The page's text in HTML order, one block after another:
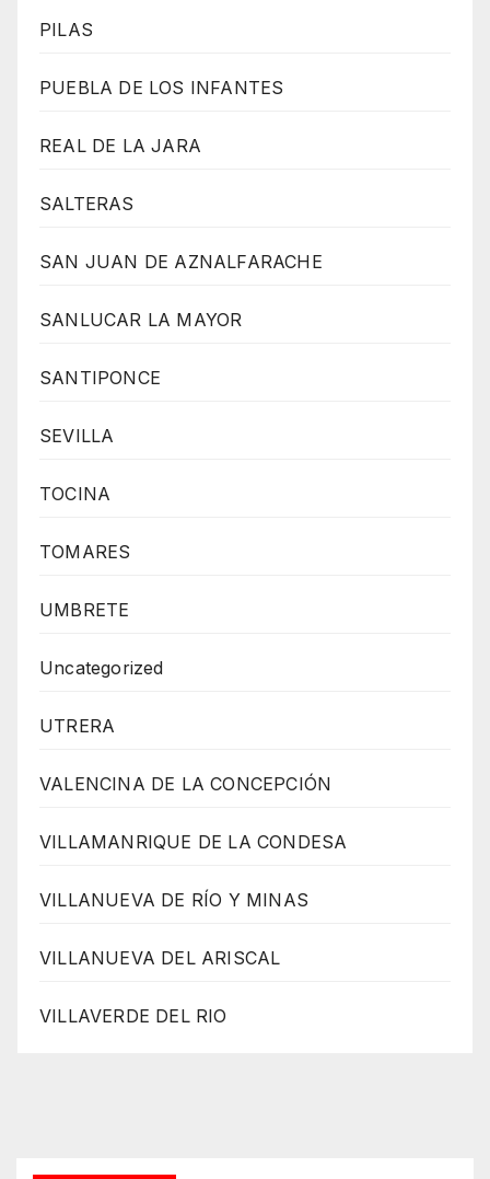
PILAS
PUEBLA DE LOS INFANTES
REAL DE LA JARA
SALTERAS
SAN JUAN DE AZNALFARACHE
SANLUCAR LA MAYOR
SANTIPONCE
SEVILLA
TOCINA
TOMARES
UMBRETE
Uncategorized
UTRERA
VALENCINA DE LA CONCEPCIÓN
VILLAMANRIQUE DE LA CONDESA
VILLANUEVA DE RÍO Y MINAS
VILLANUEVA DEL ARISCAL
VILLAVERDE DEL RIO